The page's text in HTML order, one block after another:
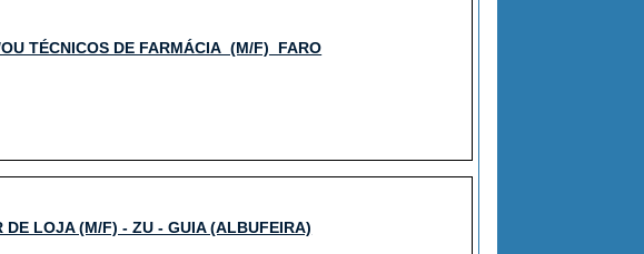
TÉCNICOS DE FARMÁCIA_(M/F)_FARO
DE LOJA (M/F) - ZU - GUIA (ALBUFEIRA)